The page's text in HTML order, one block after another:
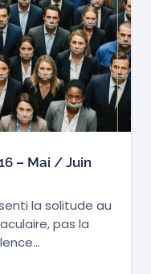
– Mai / Juin
la solitude au
pas la